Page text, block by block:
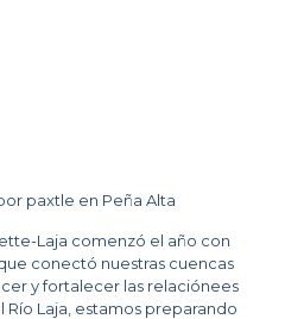
paxtle en Peña Alta
Laja comenzó el año con
conectó nuestras cuencas
y fortalecer las relaciónees
Laja, estamos preparando